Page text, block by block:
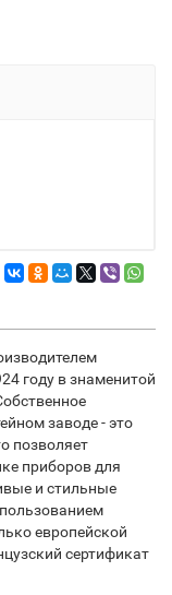
году в знаменитой
заводе - это
позволяет
приборов для
и стильные
европейской
сертификат